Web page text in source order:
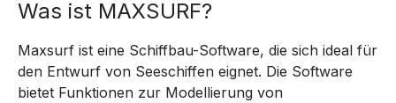
Was ist MAXSURF?
Maxsurf ist eine Schiffbau-Software, die sich ideal für
den Entwurf von Seeschiffen eignet. Die Software
bietet Funktionen zur Modellierung von